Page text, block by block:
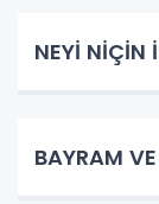
NEYİ NİÇİN
BAYRAM